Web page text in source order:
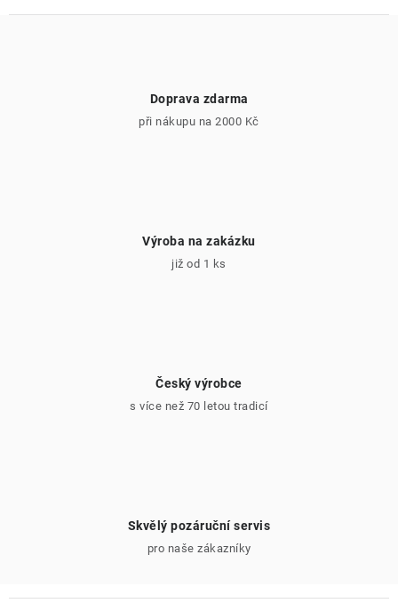
Doprava zdarma
při nákupu na 2000 Kč
Výroba na zakázku
již od 1 ks
Český výrobce
s více než 70 letou tradicí
Skvělý pozáruční servis
pro naše zákazníky